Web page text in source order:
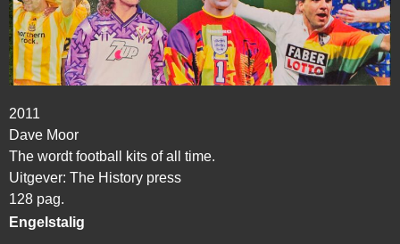
2011
Dave Moor
The wordt football kits of all time.
Uitgever: The History press
128 pag.
Engelstalig